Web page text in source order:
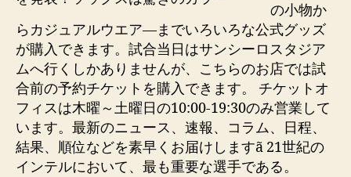
の小物か
らカジュアルウエア―までいろいろな公式グッズ
が購入できます。試合当日はサンシーロスタジア
ムへ行くしかありませんが、こちらのお店では試
合前の予約チケットを購入できます。 チケットオ
フィスは木曜～土曜日の10:00-19:30のみ営業して
います。最新のニュース、速報、コラム、日程、
結果、順位などを素早くお届けしますã 21世紀の
インテルにおいて、最も重要な選手である。